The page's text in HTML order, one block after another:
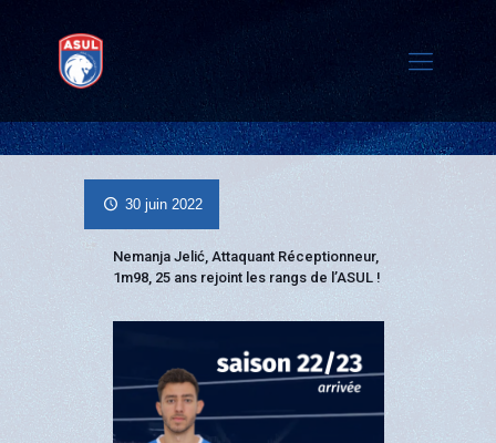
30 juin 2022
Nemanja Jelić, Attaquant Réceptionneur,
1m98, 25 ans rejoint les rangs de l’ASUL !